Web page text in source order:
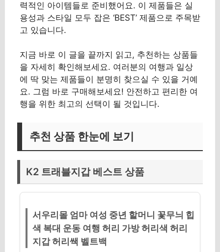
력적인 아이템들로 준비했어요. 이 제품들은 실
용성과 스타일 모두 잡은 ‘BEST’ 제품으로 주목받
고 있습니다.
지금 바로 이 글을 끝까지 읽고, 추천하는 상품들
을 자세히 확인해보세요. 여러분의 여행과 일상
에 딱 맞는 제품들이 분명히 찾으실 수 있을 거예
요. 그럼 바로 구매해보세요! 안전하고 편리한 여
행을 위한 최고의 선택이 될 것입니다.
추천 상품 한눈에 보기
K2 트래블지갑 베스트 상품
서우리몰 엄마 여성 중년 할머니 꽃무늬 힙
색 복대 운동 여행 허리 가방 허리색 허리
지갑 허리쌕 벨트백